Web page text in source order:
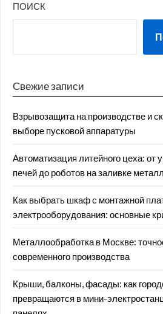
ПОИСК
Свежие записи
Взрывозащита на производстве и
выборе пусковой аппаратуры
Автоматизация литейного цеха: от
печей до роботов на заливке
Как выбрать шкаф с монтажной
электрооборудования: основные
Металлообработка в Москве:
современного производства
Крыши, балконы, фасады: как
превращаются в мини-